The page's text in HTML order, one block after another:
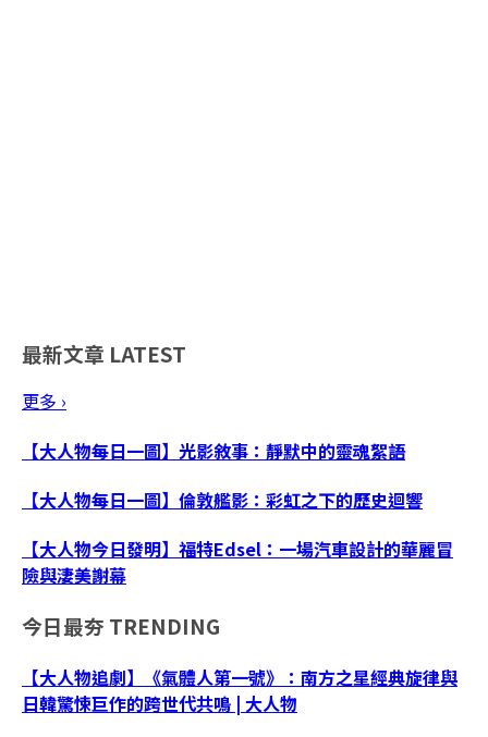
最新文章 LATEST
更多 ›
【大人物每日一圖】光影敘事：靜默中的靈魂絮語
【大人物每日一圖】倫敦艦影：彩虹之下的歷史迴響
【大人物今日發明】福特Edsel：一場汽車設計的華麗冒
險與淒美謝幕
今日最夯 TRENDING
【大人物追劇】《氣體人第一號》：南方之星經典旋律與
日韓驚悚巨作的跨世代共鳴 | 大人物